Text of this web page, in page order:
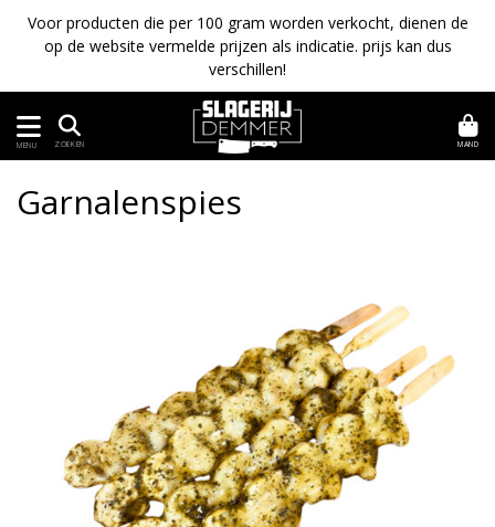
Voor producten die per 100 gram worden verkocht, dienen de
op de website vermelde prijzen als indicatie. prijs kan dus
verschillen!
MENU ZOEKEN MAND
Garnalenspies